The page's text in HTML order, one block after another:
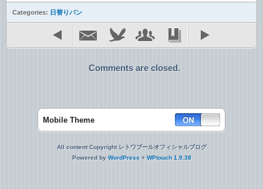
Categories: 日替りパン
Comments are closed.
Mobile Theme
All content Copyright レトワブールオフィシャルブログ
Powered by WordPress + WPtouch 1.9.38